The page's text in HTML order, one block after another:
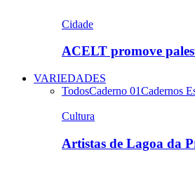
Cidade
ACELT promove
VARIEDADES
TodosCaderno 01Cadernos
Cultura
Artistas de Lagoa da